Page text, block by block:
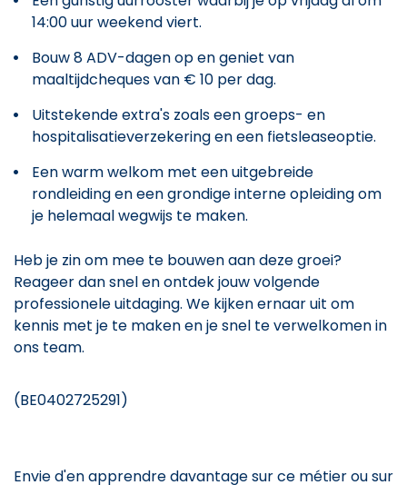
14:00 uur weekend viert.
Bouw 8 ADV-dagen op en geniet van
maaltijdcheques van € 10 per dag.
Uitstekende extra's zoals een groeps- en
hospitalisatieverzekering en een fietsleaseoptie.
Een warm welkom met een uitgebreide
rondleiding en een grondige interne opleiding om
je helemaal wegwijs te maken.
Heb je zin om mee te bouwen aan deze groei?
Reageer dan snel en ontdek jouw volgende
professionele uitdaging. We kijken ernaar uit om
kennis met je te maken en je snel te verwelkomen in
ons team.
(BE0402725291)
Envie d'en apprendre davantage sur ce métier ou sur